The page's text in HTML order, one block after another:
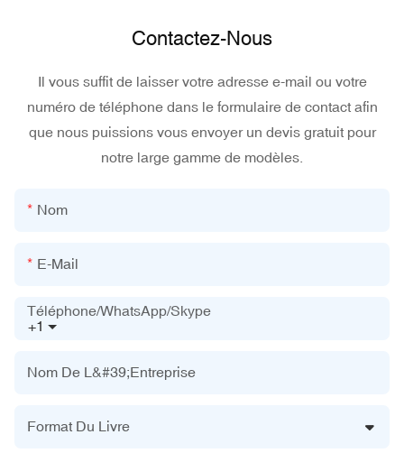
Contactez-Nous
Il vous suffit de laisser votre adresse e-mail ou votre
numéro de téléphone dans le formulaire de contact afin
que nous puissions vous envoyer un devis gratuit pour
notre large gamme de modèles.
Nom
E-Mail
+1
Téléphone/WhatsApp/Skype
Nom De L&#39;entreprise
Format Du Livre